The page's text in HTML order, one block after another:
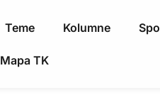
Teme Kolumne
Mapa TK